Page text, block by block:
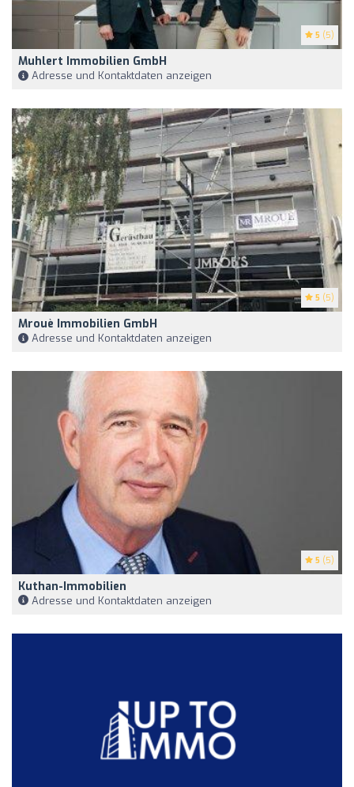
5 (5)
Muhlert Immobilien GmbH
Adresse und Kontaktdaten anzeigen
5 (5)
Mrouè Immobilien GmbH
Adresse und Kontaktdaten anzeigen
5 (5)
Kuthan-Immobilien
Adresse und Kontaktdaten anzeigen